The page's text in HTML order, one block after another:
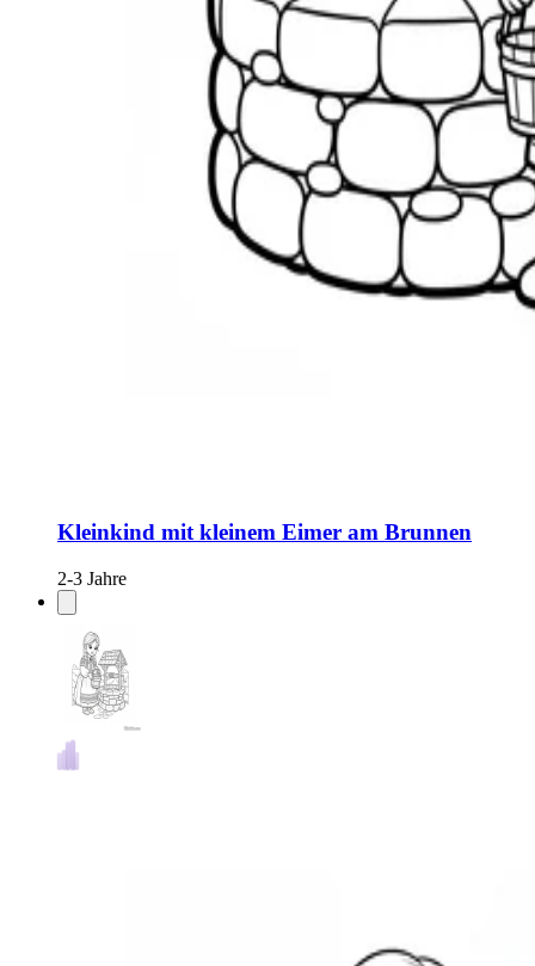
Kleinkind mit kleinem Eimer am Brunnen
2-3 Jahre